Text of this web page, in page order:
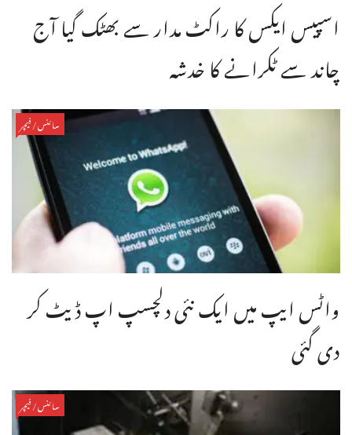
اسپیس ایکس کا راکٹ مدار سے بھٹک گیا آج
چاند سے ٹکرانے کا خدشہ
سائنس/فیچر
واٹس ایپ میں ایک نئی دلچسپ اپ ڈیٹ کر
دی گئی
سائنس/فیچر